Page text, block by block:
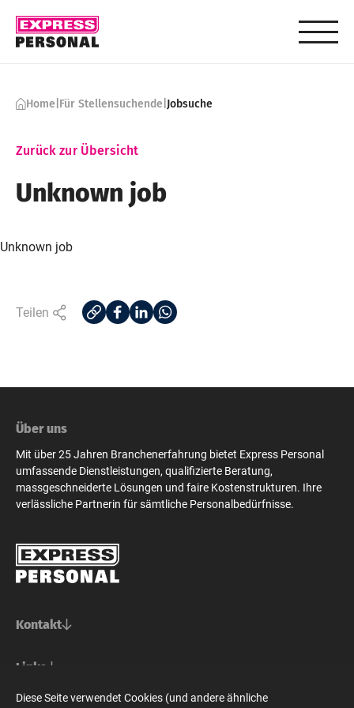
Home|Für Stellensuchende|Jobsuche
Zurück zur Übersicht
Unknown job
Unknown job
Teilen
Über uns
Mit über 25 Jahren Branchenerfahrung bietet Express Personal
umfassende Dienstleistungen, qualifizierte Beratung,
massgeschneiderte Lösungen und faire Kostenstrukturen. Ihre
verlässliche Partnerin für sämtliche Personalbedürfnisse.
Kontakt
Basel/Nordwestschweiz
Steinenvorstadt 73
Bern/Mittelland
Links
Für Stellensuchende
Diese Seite verwendet Cookies (und andere ähnliche